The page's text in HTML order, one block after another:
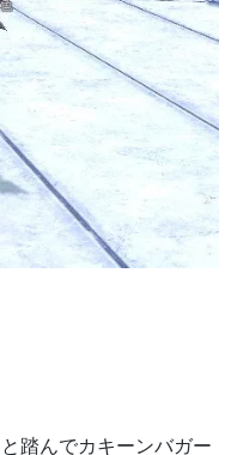
踏んでカキーンバガー